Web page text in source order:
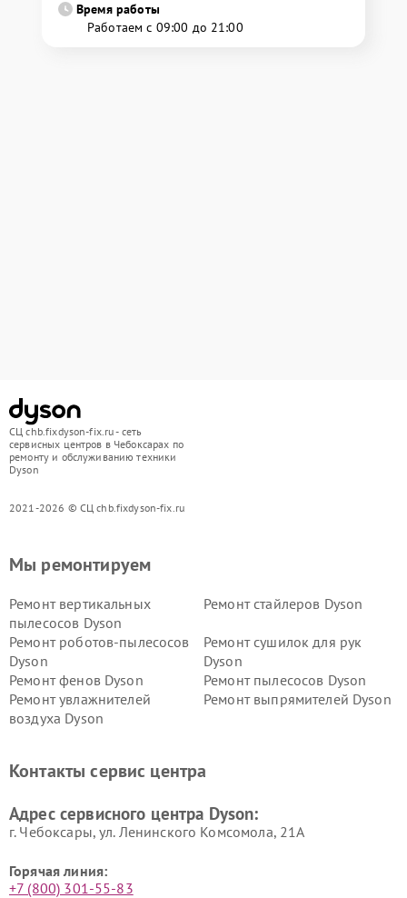
Время работы
Работаем с 09:00 до 21:00
СЦ chb.fixdyson-fix.ru - сеть
сервисных центров в Чебоксарах по
ремонту и обслуживанию техники
Dyson
2021-2026 © СЦ chb.fixdyson-fix.ru
Мы ремонтируем
Ремонт вертикальных
пылесосов Dyson
Ремонт стайлеров Dyson
Ремонт роботов-пылесосов
Dyson
Ремонт сушилок для рук
Dyson
Ремонт фенов Dyson
Ремонт пылесосов Dyson
Ремонт увлажнителей
воздуха Dyson
Ремонт выпрямителей Dyson
Контакты сервис центра
Адрес сервисного центра Dyson:
г. Чебоксары, ул. Ленинского Комсомола, 21А
Горячая линия:
+7 (800) 301-55-83